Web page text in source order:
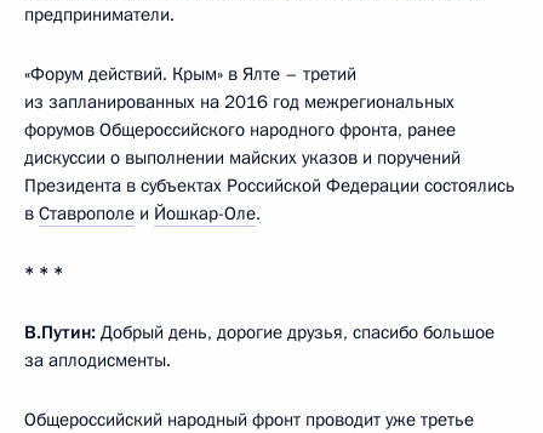
предприниматели.
«Форум действий. Крым» в Ялте – третий
из запланированных на 2016 год межрегиональных
форумов Общероссийского народного фронта, ранее
дискуссии о выполнении майских указов и поручений
Президента в субъектах Российской Федерации состоялись
в Ставрополе и Йошкар-Оле.
* * *
В.Путин: Добрый день, дорогие друзья, спасибо большое
за аплодисменты.
Общероссийский народный фронт проводит уже третье